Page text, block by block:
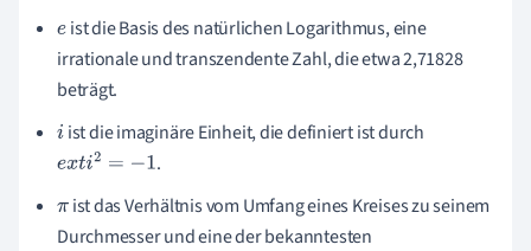
eist die Basis des natürlichen Logarithmus, eine
irrationale und transzendente Zahl, die etwa 2,71828
beträgt.
i ist die imaginäre Einheit, die definiert ist durch
exti2= −1
.
π ist das Verhältnis vom Umfang eines Kreises zu seinem
Durchmesser und eine der bekanntesten